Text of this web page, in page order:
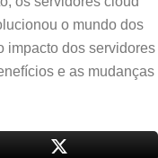
o mundo dos
impacto dos servidores
e as mudanças